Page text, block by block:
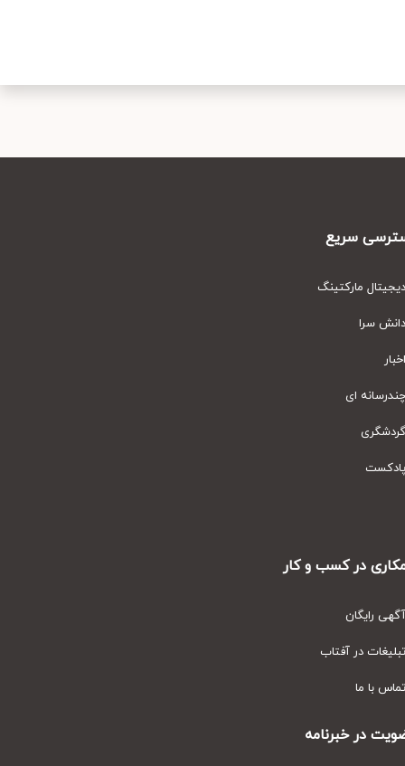
سریع
مارکتینگ
سرا
ای
در کسب و کار
رایگان
در آفتاب
با ما
در خبرنامه